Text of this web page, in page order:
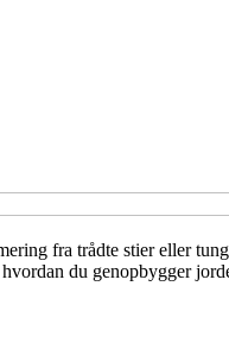
fra trådte stier eller
du genopbygger